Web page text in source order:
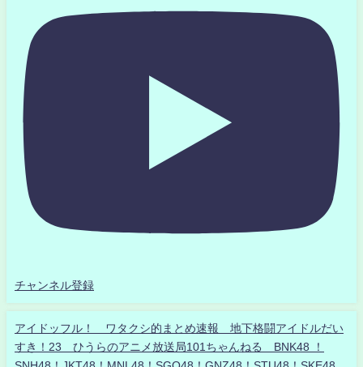
チャンネル登録
アイドッフル！ ワタクシ的まとめ速報 地下格闘アイドルだい
すき！23 ひうらのアニメ放送局101ちゃんねる BNK48 ！